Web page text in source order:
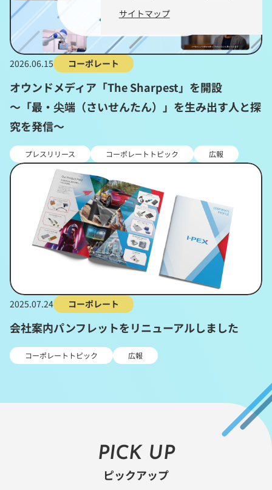
サイトマップ
2026.06.15 コーポレート
オウンドメディア「The Sharpest」を開設
～「最・尖端（さいせんたん）」を生み出す人と探
究を発信～
プレスリリース コーポレートトピック 広報
2025.07.24 コーポレート
会社案内パンフレットをリニューアルしました
コーポレートトピック 広報
PICK UP
ピックアップ